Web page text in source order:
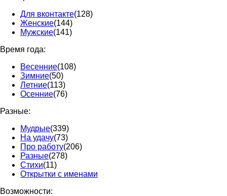
Для вконтакте(128)
Женские(144)
Мужские(141)
Время года:
Весенние(108)
Зимние(50)
Летние(113)
Осенние(76)
Разные:
Мудрые(339)
На удачу(73)
Про работу(206)
Разные(278)
Стихи(11)
Открытки с именами
Возможности: